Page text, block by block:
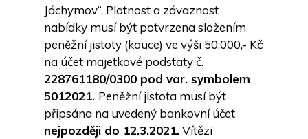
Jáchymov“. Platnost a závaznost
nabídky musí být potvrzena složením
peněžní jistoty (kauce) ve výši 50.000,- Kč
na účet majetkové podstaty č.
228761180/0300 pod var. symbolem
5012021. Peněžní jistota musí být
připsána na uvedený bankovní účet
nejpozději do 12.3.2021.Vítězi